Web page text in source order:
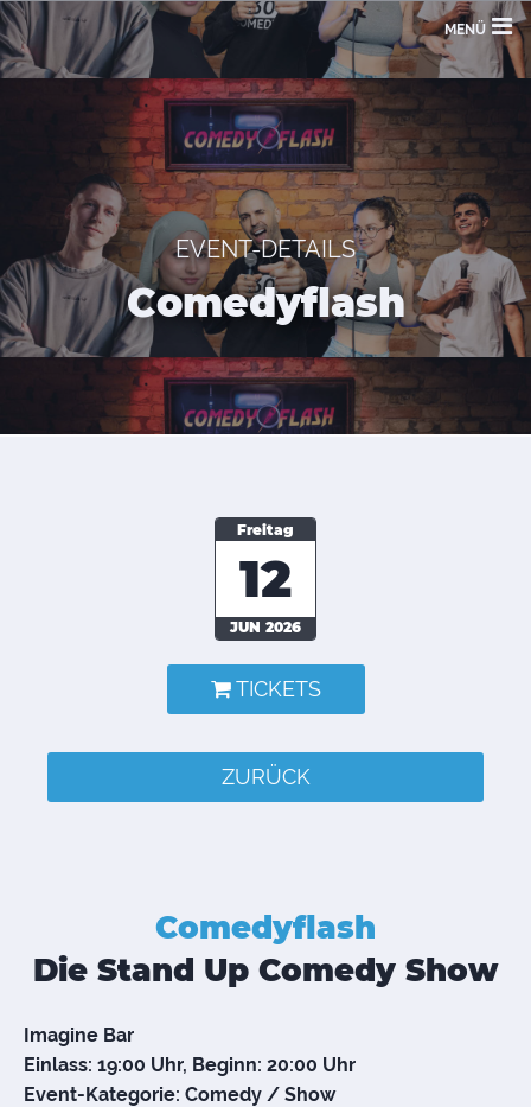
MENÜ
EVENT-DETAILS
Comedyflash
Freitag
12
JUN 2026
TICKETS
ZURÜCK
Comedyflash
Die Stand Up Comedy Show
Imagine Bar
Einlass: 19:00 Uhr, Beginn: 20:00 Uhr
Event-Kategorie: Comedy / Show